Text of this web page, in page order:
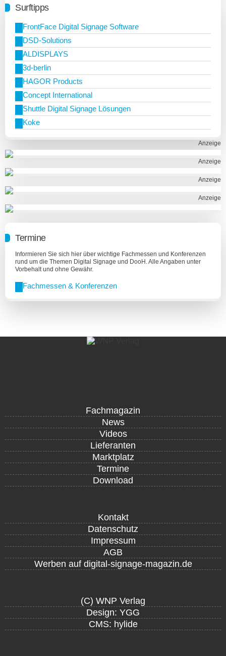
Surftipps
FrontFace Digital Signage Software
DSD-Solutions
ALDISPLAYS
3d-berlin
HAGOR Products
Concept International
Shuttle Digital Signage Lösungen
Koke
Anzeige
Anzeige
Anzeige
Anzeige
Termine
Informieren Sie sich hier über wichtige Fachmessen und Konferenzen
rund um die Themen Digital Signage und DooH. Alle Angaben unter
Vorbehalt und ohne Gewähr.
Fachmessen & Konferenzen
Fachmagazin
News
Videos
Lieferanten
Marktplatz
Termine
Download
Kontakt
Datenschutz
Impressum
AGB
Werben auf digital-signage-magazin.de
(C) WNP Verlag
Design: YGG
CMS: hylide